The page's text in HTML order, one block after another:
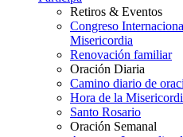
Retiros & Eventos
Congreso
Misericordia
Renovación familiar
Oración Diaria
Camino diario de
Hora de la
Santo Rosario
Oración Semanal